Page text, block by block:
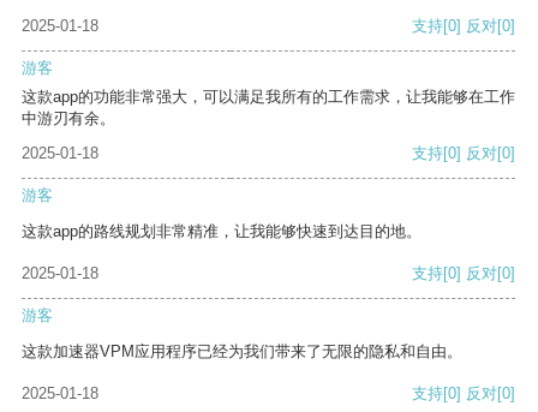
2025-01-18 支持[0] 反对[0]
游客
这款app的功能非常强大，可以满足我所有的工作需求，让我能够在工作
中游刃有余。
2025-01-18
支持[0] 反对[0]
游客
这款app的路线规划非常精准，让我能够快速到达目的地。
2025-01-18 支持[0] 反对[0]
游客
这款加速器VPM应用程序已经为我们带来了无限的隐私和自由。
2025-01-18 支持[0] 反对[0]